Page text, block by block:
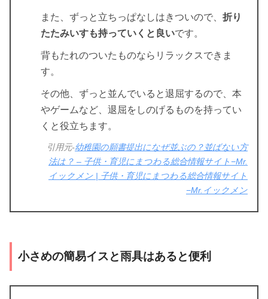
また、ずっと立ちっぱなしはきついので、 折り
たたみいすも持っていくと良いです。
背もたれのついたものならリラックスできま
す。
その他、ずっと並んでいると退屈するので、本
やゲームなど、退屈をしのげるものを持ってい
くと役立ちます。
引用元-幼稚園の願書提出になぜ並ぶの？並ばない方
法は？ – 子供・育児にまつわる総合情報サイト−Mr.
イックメン | 子供・育児にまつわる総合情報サイト
−Mr.イックメン
小さめの簡易イスと雨具はあると便利